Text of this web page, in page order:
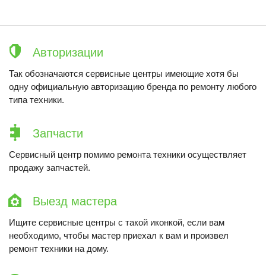
Авторизации
Так обозначаются сервисные центры имеющие хотя бы
одну официальную авторизацию бренда по ремонту любого
типа техники.
Запчасти
Сервисный центр помимо ремонта техники осуществляет
продажу запчастей.
Выезд мастера
Ищите сервисные центры с такой иконкой, если вам
необходимо, чтобы мастер приехал к вам и произвел
ремонт техники на дому.